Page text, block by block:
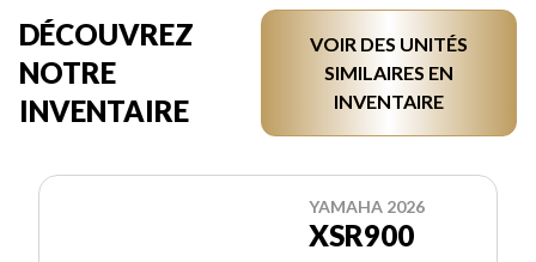
DÉCOUVREZ
NOTRE
INVENTAIRE
VOIR DES UNITÉS
SIMILAIRES EN
INVENTAIRE
YAMAHA 2026
XSR900